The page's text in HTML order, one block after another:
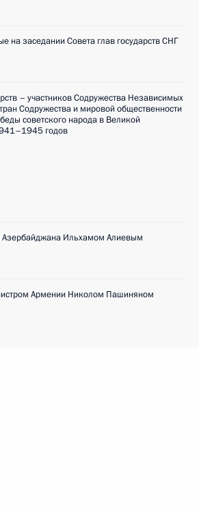
на заседании Совета глав государств СНГ
– участников Содружества Независимых
Содружества и мировой общественности
советского народа в Великой
годов
Азербайджана Ильхамом Алиевым
Армении Николом Пашиняном